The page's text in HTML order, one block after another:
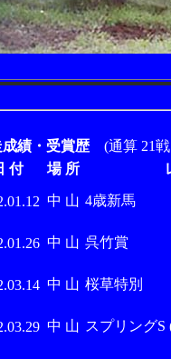
績・受賞歴(通算 21戦
付
場 所
中 山 4歳新馬
中 山 呉竹賞
中 山 桜草特別
中 山 スプリングS